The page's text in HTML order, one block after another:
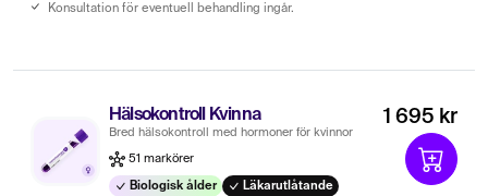
Konsultation för eventuell behandling ingår.
Hälsokontroll Kvinna
Bred hälsokontroll med hormoner för kvinnor
51 markörer
Biologisk ålder Läkarutlåtande
1 695 kr